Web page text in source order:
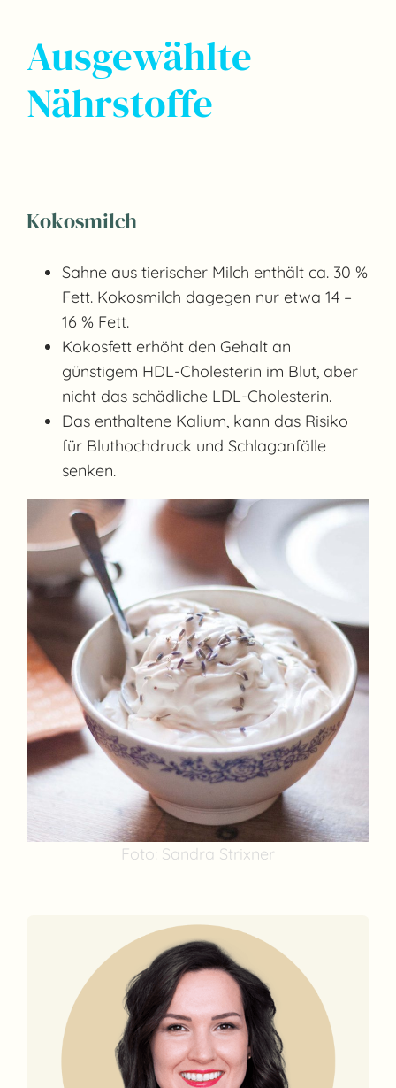
Ausgewählte
Nährstoffe
Kokosmilch
Sahne aus tierischer Milch enthält ca. 30 %
Fett. Kokosmilch dagegen nur etwa 14 –
16 % Fett.
Kokosfett erhöht den Gehalt an
günstigem HDL-Cholesterin im Blut, aber
nicht das schädliche LDL-Cholesterin.
Das enthaltene Kalium, kann das Risiko
für Bluthochdruck und Schlaganfälle
senken.
Foto: Sandra Strixner